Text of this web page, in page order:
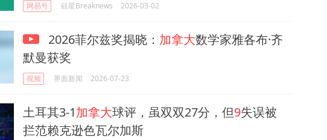
网易号 硅星Breaknews 2026-03-02
2026菲尔兹奖揭晓： 加拿大数学家雅各布·齐
默曼获奖
视频 界面新闻 2026-07-23
土耳其3-1加拿大球评，虽双双27分，但9失误被
拦范赖克逊色瓦尔加斯